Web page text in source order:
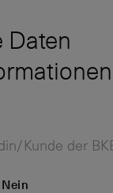
Daten
Kunde der
Nein